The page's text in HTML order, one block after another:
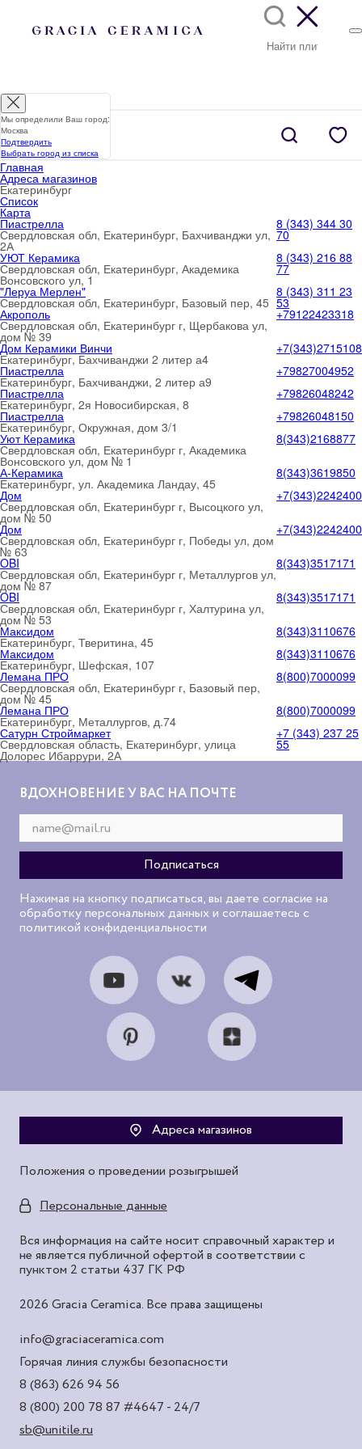
Главная
Адреса магазинов
Екатеринбург
Список
Карта
Пиастрелла
Свердловская обл, Екатеринбург, Бахчиванджи ул,
2А
8 (343) 344 30
70
УЮТ Керамика
Свердловская обл, Екатеринбург, Академика
Вонсовского ул, 1
8 (343) 216 88
77
"Леруа Мерлен"
Свердловская обл, Екатеринбург, Базовый пер, 45
8 (343) 311 23
53
Акрополь
Свердловская обл, Екатеринбург г, Щербакова ул,
дом № 39
+79122423318
Дом Керамики Винчи
Екатеринбург, Бахчиванджи 2 литер а4
+7(343)2715108
Пиастрелла
Екатеринбург, Бахчиванджи, 2 литер а9
+79827004952
Пиастрелла
Екатеринбург, 2я Новосибирская, 8
+79826048242
Пиастрелла
Екатеринбург, Окружная, дом 3/1
+79826048150
Уют Керамика
Свердловская обл, Екатеринбург г, Академика
Вонсовского ул, дом № 1
8(343)2168877
А-Керамика
Екатеринбург, ул. Академика Ландау, 45
8(343)3619850
Дом
Свердловская обл, Екатеринбург г, Высоцкого ул,
дом № 50
+7(343)2242400
Дом
Свердловская обл, Екатеринбург г, Победы ул, дом
№ 63
+7(343)2242400
OBI
Свердловская обл, Екатеринбург г, Металлургов ул,
дом № 87
8(343)3517171
OBI
Свердловская обл, Екатеринбург г, Халтурина ул,
дом № 53
8(343)3517171
Максидом
Екатеринбург, Тверитина, 45
8(343)3110676
Максидом
Екатеринбург, Шефская, 107
8(343)3110676
Лемана ПРО
Свердловская обл, Екатеринбург г, Базовый пер,
дом № 45
8(800)7000099
Лемана ПРО
Екатеринбург, Металлургов, д.74
8(800)7000099
Сатурн Строймаркет
Свердловская область, Екатеринбург, улица
Долорес Ибаррури, 2А
+7 (343) 237 25
55
ВДОХНОВЕНИЕ У ВАС НА ПОЧТЕ
Нажимая на кнопку подписаться, вы даете согласие на
обработку персональных данных и соглашаетесь с
политикой конфиденциальности
Адреса магазинов
Положения о проведении розыгрышей
Персональные данные
Вся информация на сайте носит справочный характер и
не является публичной офертой в соответствии с
пунктом 2 статьи 437 ГК РФ
2026 Gracia Ceramica. Все права защищены
info@graciaceramica.com
Горячая линия службы безопасности
8 (863) 626 94 56
8 (800) 200 78 87 #4647 - 24/7
sb@unitile.ru
Мы определили Ваш город:
Москва
Подтвердить
Выбрать город из списка